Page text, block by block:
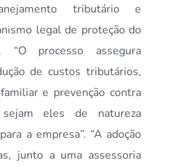
tributário e
legal de proteção do
“O processo assegura
de custos tributários,
e prevenção contra
eles de natureza
a empresa”. “A adoção
junto a uma assessoria